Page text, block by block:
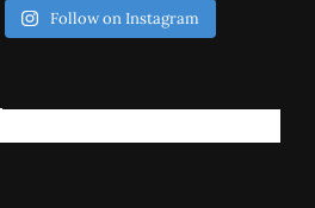
Follow on Instagram